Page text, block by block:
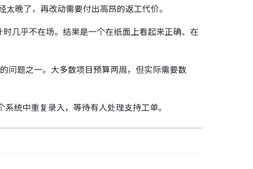
晚了，再改动需要付出高昂的返工代价。
乎不在场。结果是一个在纸面上看起来正确、在
问题之一。大多数项目预算两周，但实际需要数
统中重复录入，等待有人处理支持工单。